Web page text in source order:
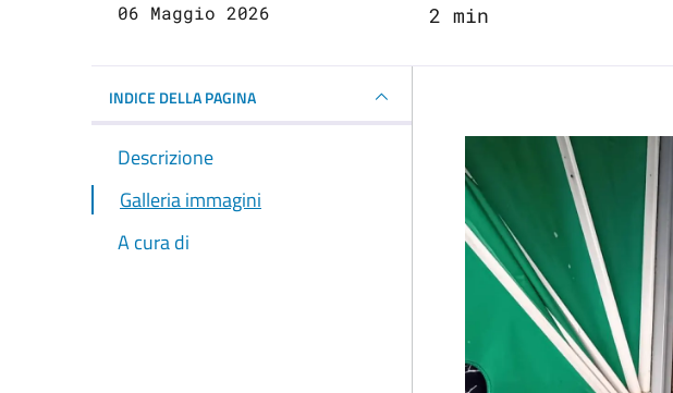
06 Maggio 2026
2 min
INDICE DELLA PAGINA
Descrizione
Galleria immagini
A cura di